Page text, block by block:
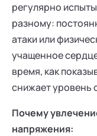
регулярно
разному:
атаки или
учащенное
время, как
снижает уровень
Почему
напряжения: